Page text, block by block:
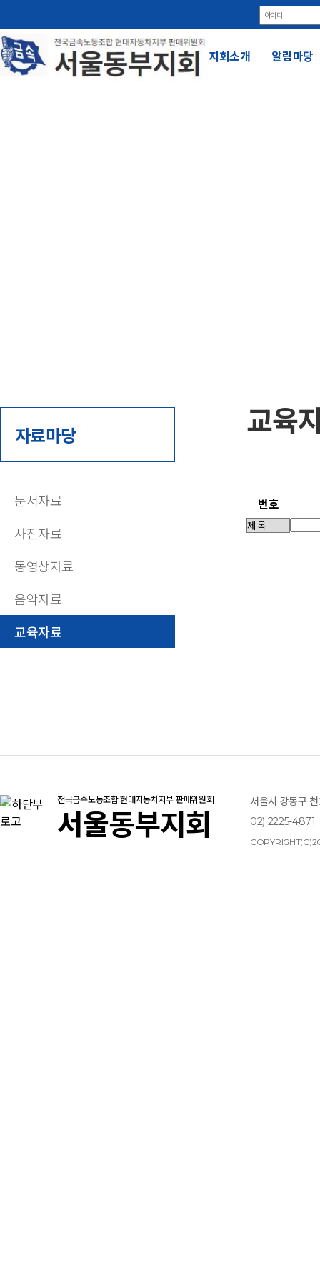
지회소개 알림마당
자료마당
문서자료
사진자료
동영상자료
음악자료
교육자료
교육
번호
전국금속노동조합 현대자동차지부 판매위원회
서울동부지회
서울시 강동구
02) 2225-4871